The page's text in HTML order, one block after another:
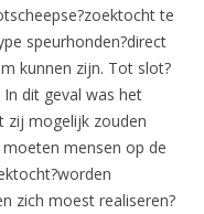
te
speurhonden?direct
kunnen zijn. Tot slot?
dit geval was het
zij mogelijk zouden
mensen op de
zich moest realiseren?